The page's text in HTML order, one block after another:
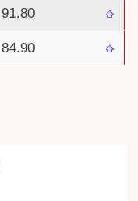
91.80
84.90